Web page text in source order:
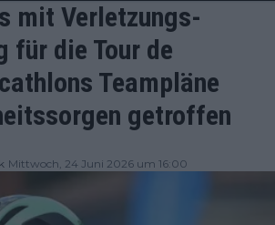
mit Verletzungs-
für die Tour de
Teampläne
getroffen
Mittwoch, 24 Juni 2026 um 16:00